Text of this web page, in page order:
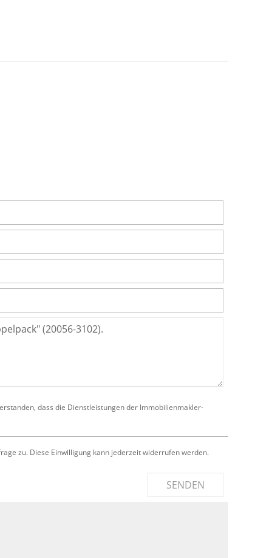
dass die Dienstleistungen der Immobilienmakler-
zu. Diese Einwilligung kann jederzeit widerrufen werden.
SENDEN